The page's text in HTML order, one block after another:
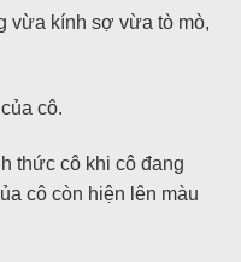
vừa kính sợ vừa tò mò,
cô.
thức cô khi cô đang
cô còn hiện lên màu